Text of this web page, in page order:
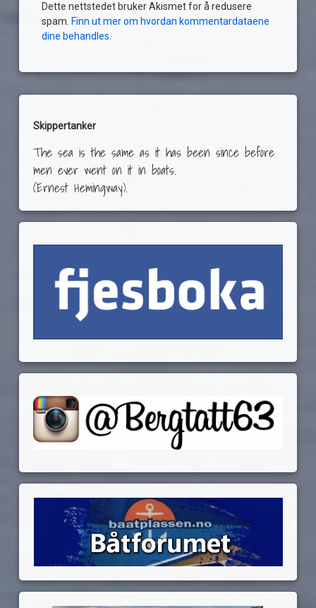
Dette nettstedet bruker Akismet for å redusere
spam. Finn ut mer om hvordan kommentardataene
dine behandles.
Skippertanker
The sea is the same as it has been since before
men ever went on it in boats.
(Ernest Hemingway).